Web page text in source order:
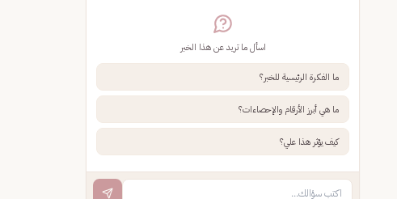
اسأل ما تريد عن هذا الخبر
ما الفكرة الرئيسية للخبر؟
ما هي أبرز الأرقام والإحصاءات؟
كيف يؤثر هذا علي؟